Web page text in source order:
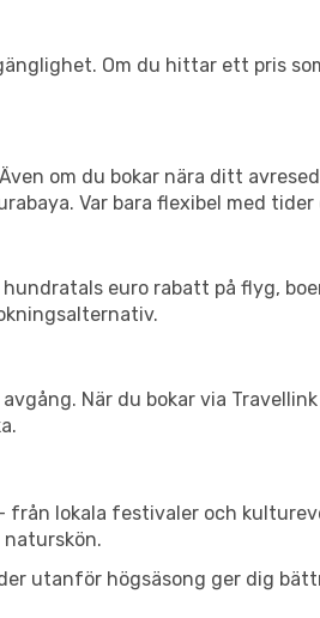
Om du hittar ett pris
om du bokar nära ditt
Var bara flexibel med
euro rabatt på flyg,
När du bokar via
lokala festivaler och
naturskön.
utanför högsäsong ger dig